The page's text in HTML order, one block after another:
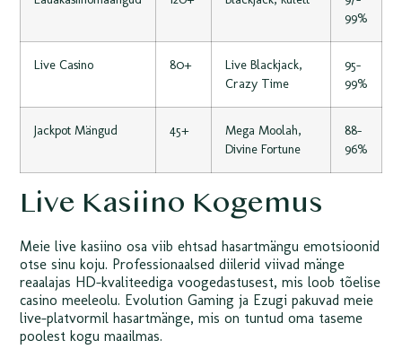
99%
Live Casino 80+
Live Blackjack,
Crazy Time
95-
99%
Jackpot Mängud 45+
Mega Moolah,
Divine Fortune
88-
96%
Live Kasiino Kogemus
Meie live kasiino osa viib ehtsad hasartmängu emotsioonid
otse sinu koju. Professionaalsed diilerid viivad mänge
reaalajas HD-kvaliteediga voogedastusest, mis loob tõelise
casino meeleolu. Evolution Gaming ja Ezugi pakuvad meie
live-platvormil hasartmänge, mis on tuntud oma taseme
poolest kogu maailmas.